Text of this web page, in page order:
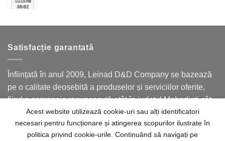
Satisfacție garantată
Înființată în anul 2009, Leinad D&D Company se bazează
pe o calitate deosebită a produselor și serviciilor oferite,
fiind o companie recunoscută atât în județul Mehedinți cât
și în județele limitrofe.
Acest website utilizează cookie-uri sau alți identificatori
necesari pentru funcționare și atingerea scopurilor ilustrate în
politica privind cookie-urile. Continuând să navigați pe